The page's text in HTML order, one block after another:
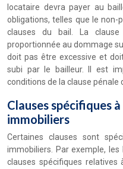
locataire devra payer au
obligations, telles que le non-
clauses du bail. La
proportionnée au dommage
doit pas être excessive et
subi par le bailleur. Il est
conditions de la clause pénale
Clauses spécifiques
immobiliers
Certaines clauses sont
immobiliers. Par exemple,
clauses spécifiques relatives